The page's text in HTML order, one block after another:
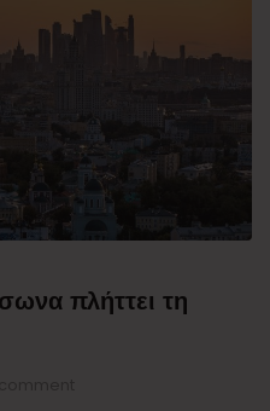
πλήττει τη